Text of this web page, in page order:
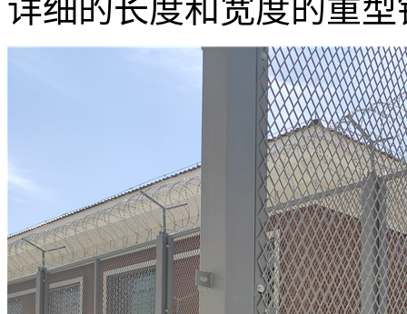
详细的长度和宽度的重